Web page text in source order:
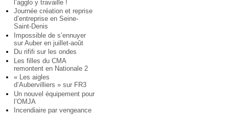
l’agglo y travaille !
Journée création et reprise
d’entreprise en Seine-
Saint-Denis
Impossible de s’ennuyer
sur Auber en juillet-août
Du rififi sur les ondes
Les filles du CMA
remontent en Nationale 2
« Les aigles
d’Aubervilliers » sur FR3
Un nouvel équipement pour
l’OMJA
Incendiaire par vengeance